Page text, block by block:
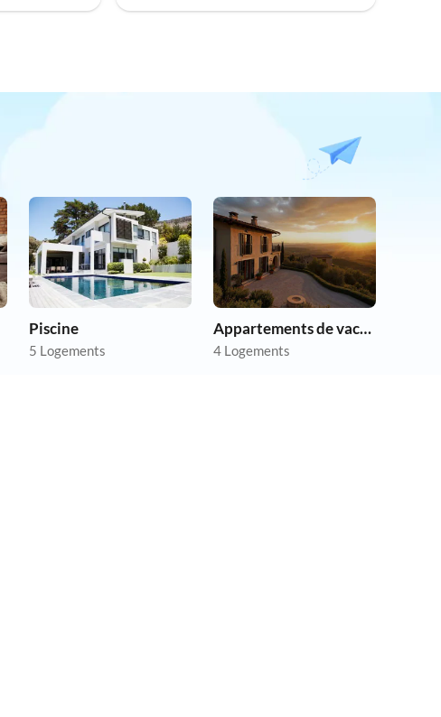
Piscine
5 Logements
Appartements de vacances pas chers
4 Logements